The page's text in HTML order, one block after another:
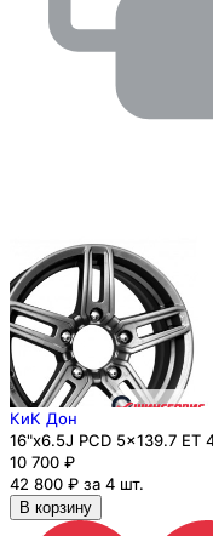
КиК Дон
16"x6.5J PCD 5x139.7 ЕТ
10 700 ₽
42 800 ₽ за 4 шт.
В корзину